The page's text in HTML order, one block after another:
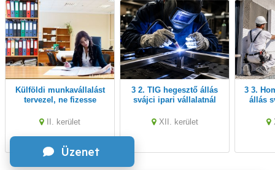
Üzenet
Külföldi munkavállalást
tervezel, ne fizesse
társalombiztosítási
II. kerület
3 2. TIG hegesztő állás
svájci ipari vállalatnál
XII. kerület
3 3. Homlokzatszigetelő
állás